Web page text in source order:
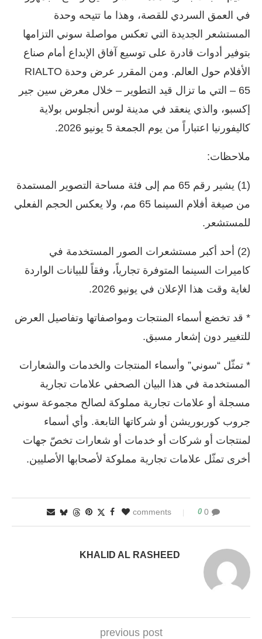
في العمق السردي للقصة، وهذا ما تتيحه وحدة
المستشعر الجديدة التي تعكس مواصلة سوني التزامها
بتوفير أدوات قادرة على توسيع آفاق الإبداع أمام صناع
الأفلام حول العالم. ومن المقرر عرض وحدة RIALTO
65 – التي ما تزال قيد التطوير – خلال معرض سين جير
إكسبو، والذي ينعقد في مدينة لوس أنجلوس بولاية
كاليفورنيا اعتباراً من يوم الجمعة 5 يونيو 2026.
ملاحظات:
(1) يشير رقم 65 مم إلى فئة مساحة التصوير المستمدة
من صيغة أفلام السينما 65 مم، ولا يعكس الحجم الفعلي
للمستشعر.
(2) أحد أكبر مستشعرات الصور المستخدمة في
كاميرات السينما المتوفرة تجارياً، وفقاً للبيانات الواردة
لغاية وقت هذا الإعلان في يونيو 2026.
* قد تخضع أسماء المنتجات ومواصفاتها وتفاصيل العرض
للتغيير دون إشعار مسبق.
* تمثّل “سوني” وأسماء المنتجات والخدمات والشعارات
المستخدمة في هذا البيان الصحفي علامات تجارية
مسجلة أو علامات تجارية مملوكة لصالح مجموعة سوني
جروب كوربوريشن أو شركاتها التابعة. وأي أسماء
لمنتجات أو شركات أو خدمات أو شعارات تخصّ جهات
أخرى تمثّل علامات تجارية مملوكة لأصحابها الأصليين.
0 comments
0
KHALID AL RASHEED
previous post